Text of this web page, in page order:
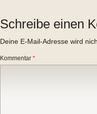
Schreibe einen
Deine E-Mail-Adresse wird
Kommentar *